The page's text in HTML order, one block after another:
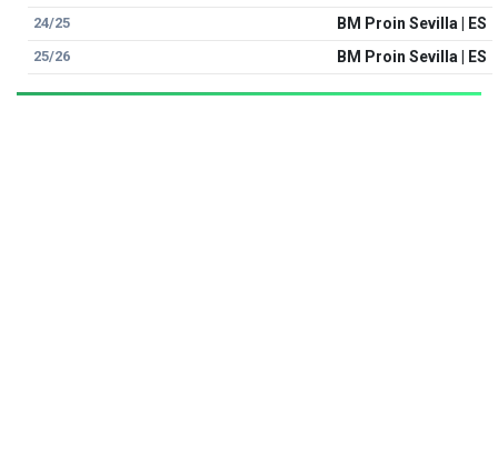
24/25 BM Proin Sevilla | ES
25/26 BM Proin Sevilla | ES